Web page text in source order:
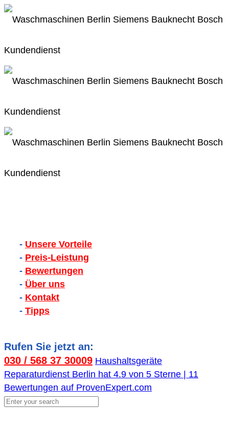
- Unsere Vorteile
- Preis-Leistung
- Bewertungen
- Über uns
- Kontakt
- Tipps
Rufen Sie jetzt an:
030 / 568 37 30009 Haushaltsgeräte
Reparaturdienst Berlin hat 4.9 von 5 Sterne | 11
Bewertungen auf ProvenExpert.com